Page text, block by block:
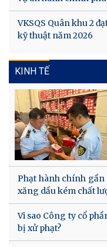
VKSQS Quân khu 2
kỹ thuật năm 2026
KINH TẾ
Phạt hành chính gần
xăng dầu kém chất
Vi sao Công ty cổ
bị xử phạt?